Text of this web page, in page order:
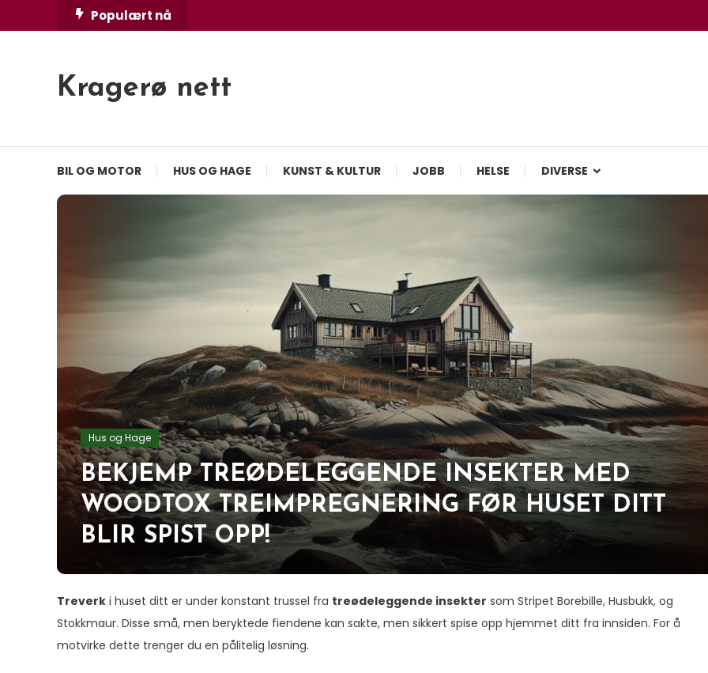
To
Populært nå
Kragerø nett
BIL OG MOTOR HUS OG HAGE KUNST & KULTUR JOBB HELSE DIVERSE
Hus og Hage
BEKJEMP TREØDELEGGENDE INSEKTER MED
WOODTOX TREIMPREGNERING FØR HUSET DITT
BLIR SPIST OPP!
Treverk i huset ditt er under konstant trussel fra treødeleggende insekter som Stripet Borebille, Husbukk, og
Stokkmaur. Disse små, men beryktede fiendene kan sakte, men sikkert spise opp hjemmet ditt fra innsiden. For å
motvirke dette trenger du en pålitelig løsning.